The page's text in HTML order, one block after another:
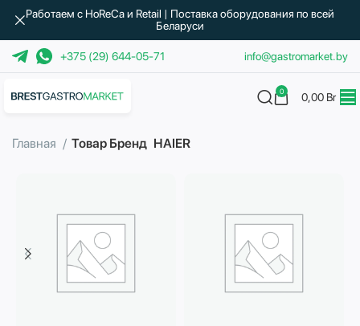
+375 (29) 644-05-71 info@gastromarket.by
0 0,00 Br
Главная Товар Бренд HAIER
Работаем с HoReCa и Retail | Поставка оборудования по всей
Беларуси